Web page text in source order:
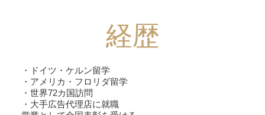
経歴
・ドイツ・ケルン留学
・アメリカ・フロリダ留学
・世界72カ国訪問
・大手広告代理店に就職